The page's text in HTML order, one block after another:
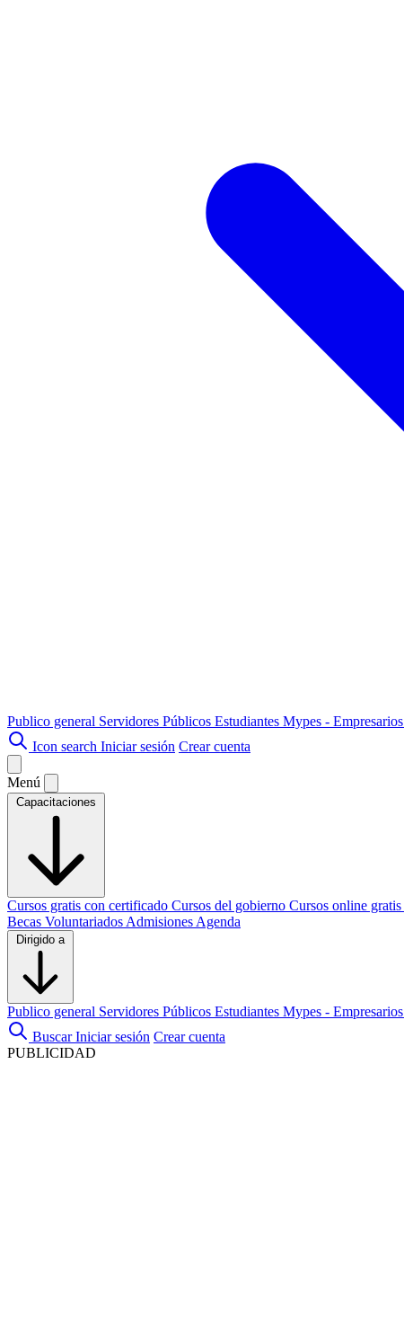
Publico general Servidores Públicos Estudiantes Mypes - Empresarios
Icon search Iniciar sesión Crear cuenta
Menú
Capacitaciones
Cursos gratis con certificado Cursos del gobierno Cursos online gratis
Becas Voluntariados Admisiones Agenda
Dirigido a
Publico general Servidores Públicos Estudiantes Mypes - Empresarios
Buscar Iniciar sesión Crear cuenta
PUBLICIDAD